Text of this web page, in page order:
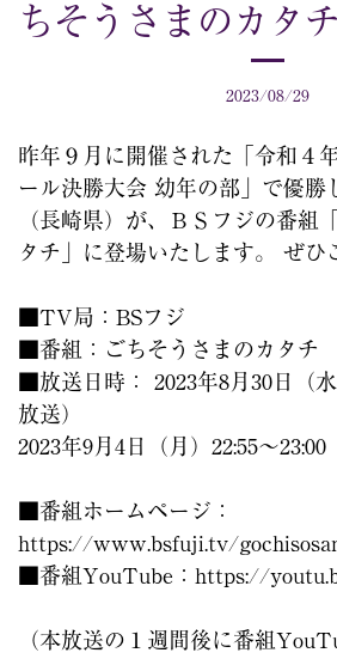
ちそうさまのカタ
2023/08/29
昨年９月に開催された「令和４
ール決勝大会 幼年の部」で優勝
（長崎県）が、ＢＳフジの番組
タチ」に登場いたします。 ぜひ
■TV局：BSフジ
■番組：ごちそうさまのカタチ
■放送日時： 2023年8月30日（
放送）
2023年9月4日（月）22:55〜23:00
■番組ホームページ：
https://www.bsfuji.tv/
■番組YouTube： https://
（本放送の１週間後に番組